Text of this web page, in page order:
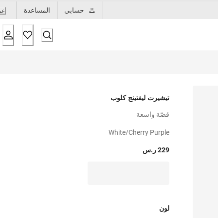
حسابي المساعدة
تيشيرت ليفتينج كلوب
قصّة واسعة
White/cherry Purple
229 ر.س
لون